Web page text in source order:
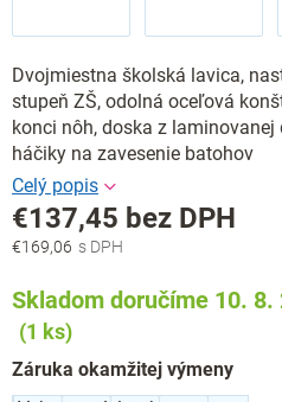
Dvojmiestna školská lavica,
stupeň ZŠ, odolná oceľová
konci nôh, doska z laminovanej
háčiky na zavesenie batohov
€169,06
€137,45 bez DPH
Jednotková
Skladom doručíme 10. 8.
(1 ks)
Záruka okamžitej výmeny